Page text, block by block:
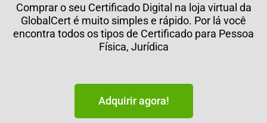
Comprar o seu Certificado Digital na loja virtual da
GlobalCert é muito simples e rápido. Por lá você
encontra todos os tipos de Certificado para Pessoa
Física, Jurídica
Adquirir agora!